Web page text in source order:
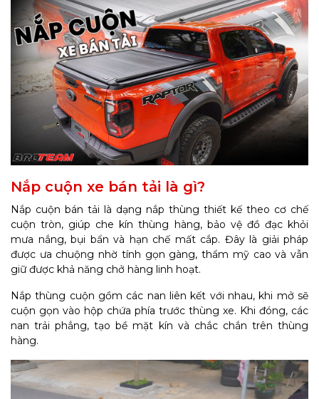
Nắp cuộn xe bán tải là gì?
Nắp cuộn bán tải là dạng nắp thùng thiết kế theo cơ chế
cuộn tròn, giúp che kín thùng hàng, bảo vệ đồ đạc khỏi
mưa nắng, bụi bẩn và hạn chế mất cắp. Đây là giải pháp
được ưa chuộng nhờ tính gọn gàng, thẩm mỹ cao và vẫn
giữ được khả năng chở hàng linh hoạt.
Nắp thùng cuộn gồm các nan liên kết với nhau, khi mở sẽ
cuộn gọn vào hộp chứa phía trước thùng xe. Khi đóng, các
nan trải phẳng, tạo bề mặt kín và chắc chắn trên thùng
hàng.